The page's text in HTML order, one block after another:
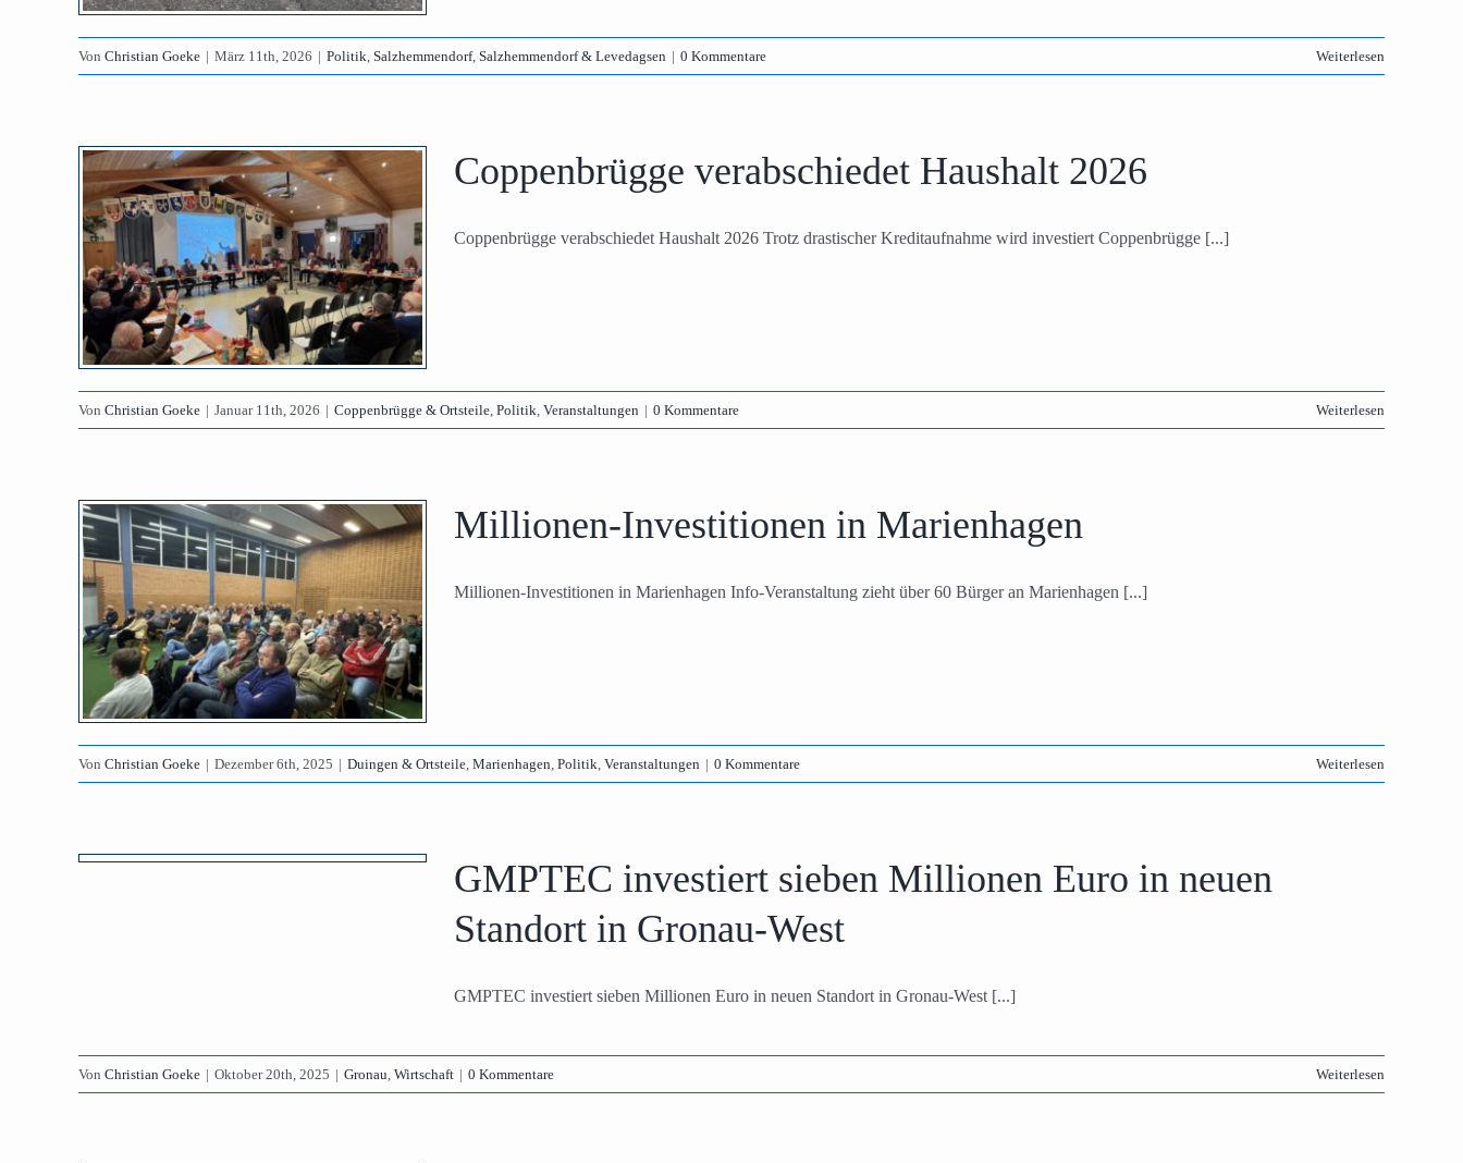
Von Christian Goeke | März 11th, 2026 | Politik Salzhemmendorf, Salzhemmendorf & Levedagsen | 0 Kommentare Weiterlesen
Coppenbrügge verabschiedet Haushalt 2026
Coppenbrügge verabschiedet Haushalt 2026 Trotz drastischer Kreditaufnahme wird investiert Coppenbrügge [...]
Von Christian Goeke | Januar 11th, 2026 | Coppenbrügge & Ortsteile Politik Veranstaltungen | 0 Kommentare Weiterlesen
Millionen-Investitionen in Marienhagen
Millionen-Investitionen in Marienhagen Info-Veranstaltung zieht über 60 Bürger an Marienhagen [...]
Von Christian Goeke | Dezember 6th, 2025 | Duingen & Ortsteile Marienhagen Politik Veranstaltungen | 0 Kommentare Weiterlesen
GMPTEC investiert sieben Millionen Euro in neuen
Standort in Gronau-West
GMPTEC investiert sieben Millionen Euro in neuen Standort in Gronau-West [...]
Von Christian Goeke | Oktober 20th, 2025 | Gronau Wirtschaft | 0 Kommentare Weiterlesen